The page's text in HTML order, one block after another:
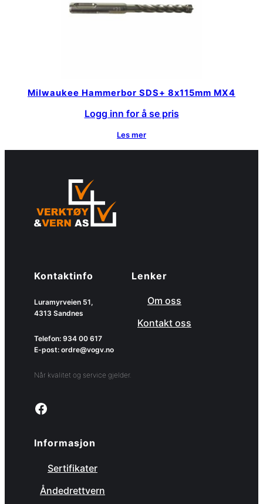
Milwaukee Hammerbor SDS+ 8x115mm MX4
Logg inn for å se pris
Les mer
Kontaktinfo
Luramyrveien 51,
4313 Sandnes
Telefon: 934 00 617
E-post: ordre@vogv.no
Når kvalitet og service gjelder.
Link to facebook page
Lenker
Om oss
Kontakt oss
Informasjon
Sertifikater
Åndedrettvern